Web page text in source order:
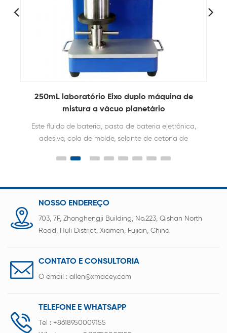
equipamento de revestimento de eletrodo de
bateria de lítio de laboratório Com função de
aquecimento
é amplamente utilizado na pesquisa de vários
filmes de revestimento de alta temperatura, como
tecnologia para a formação de filmes sob
condições de alta temperatura no futuro.
NOSSO ENDEREÇO
703, 7F, Zhonghengji Building, No.223, Qishan North
Road, Huli District, Xiamen, Fujian, China
CONTATO E CONSULTORIA
O email : allen@xmacey.com
TELEFONE E WHATSAPP
Tel : +8618950009155